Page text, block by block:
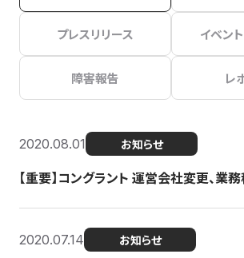
プレスリリース イベン
障害報告 レ
2020.08.01 お知らせ
【重要】コングラント 運営会社変更、業
2020.07.14 お知らせ